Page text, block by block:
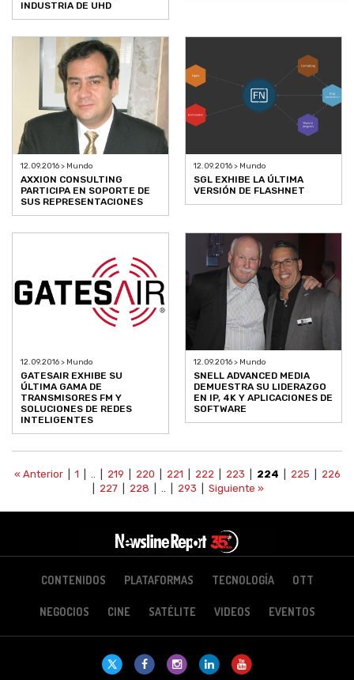
INDUSTRIA DE UHD
12.09.2016 > Mundo
AXXION CONSULTING
PARTICIPA EN SOPORTE DE
SUS REPRESENTACIONES
12.09.2016 > Mundo
SGL EXHIBE LA ÚLTIMA
VERSIÓN DE FLASHNET
12.09.2016 > Mundo
GATESAIR EXHIBE SU
ÚLTIMA GAMA DE
TRANSMISORES FM Y
SOLUCIONES DE REDES
INTELIGENTES
12.09.2016 > Mundo
SNELL ADVANCED MEDIA
DEMUESTRA SU LIDERAZGO
EN IP, 4K Y APLICACIONES DE
SOFTWARE
« Anterior| 1 219 220 221 222 223 224 225
226
227 228 293 Siguiente »
CONTENIDOS PLATAFORMAS TECNOLOGÍA OTT
NEGOCIOS CINE SATÉLITE VIDEOS EVENTOS